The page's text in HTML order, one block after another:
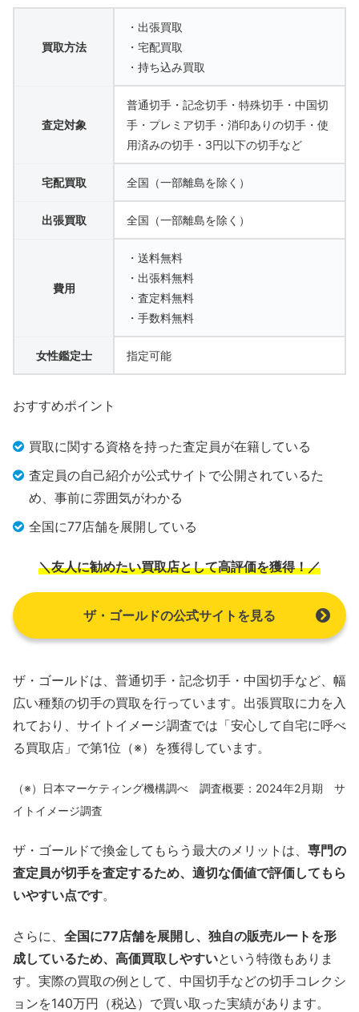
買取方法
・出張買取
・宅配買取
・持ち込み買取
査定対象
普通切手・記念切手・特殊切手・中国切
手・プレミア切手・消印ありの切手・使
用済みの切手・3円以下の切手など
宅配買取 全国（一部離島を除く）
出張買取 全国（一部離島を除く）
費用
・送料無料
・出張料無料
・査定料無料
・手数料無料
女性鑑定士 指定可能
おすすめポイント
買取に関する資格を持った査定員が在籍している
査定員の自己紹介が公式サイトで公開されているた
め、事前に雰囲気がわかる
全国に77店舗を展開している
＼友人に勧めたい買取店として高評価を獲得！／
ザ・ゴールドの公式サイトを見る
ザ・ゴールドは、普通切手・記念切手・中国切手など、幅
広い種類の切手の買取を行っています。出張買取に力を入
れており、サイトイメージ調査では「安心して自宅に呼べ
る買取店」で第1位（※）を獲得しています。
（※）日本マーケティング機構調べ 調査概要：2024年2月期 サ
イトイメージ調査
ザ・ゴールドで換金してもらう最大のメリットは、 専門の
査定員が切手を査定するため、適切な価値で評価してもら
いやすい点です。
さらに、 全国に77店舗を展開し、独自の販売ルートを形
成しているため、高価買取しやすいという特徴もありま
す。実際の買取の例として、中国切手などの切手コレクシ
ョンを140万円（税込）で買い取った実績があります。